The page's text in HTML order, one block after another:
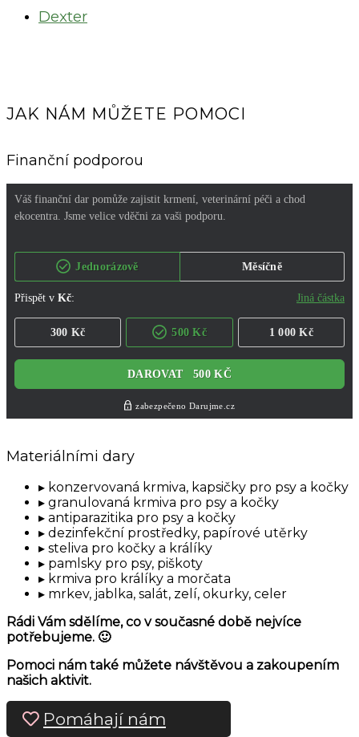
Dexter
JAK NÁM MŮŽETE POMOCI
Finanční podporou
Materiálními dary
konzervovaná krmiva, kapsičky pro psy a kočky
granulovaná krmiva pro psy a kočky
antiparazitika pro psy a kočky
dezinfekční prostředky, papírové utěrky
steliva pro kočky a králíky
pamlsky pro psy, piškoty
krmiva pro králíky a morčata
mrkev, jablka, salát, zelí, okurky, celer
Rádi Vám sdělíme, co v současné době nejvíce
potřebujeme. 🙂
Pomoci nám také můžete návštěvou a zakoupením
našich aktivit.
Pomáhají nám